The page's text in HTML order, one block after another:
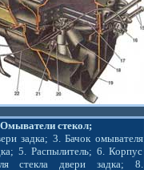
стекол;
задка; 3. Бачок омывателя
5. Распылитель; 6. Корпус
стекла двери задка; 8.